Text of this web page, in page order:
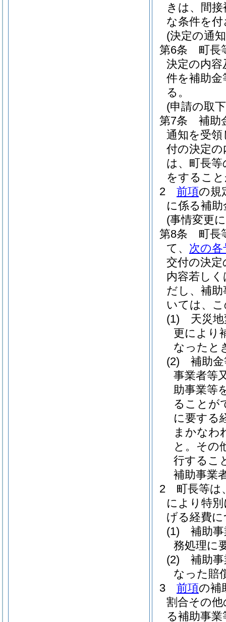
きは、間
な条件を
(決定の通
第6条
町長
決定の内
件を補助
る。
(申請の取
第7条
補助
通知を受
付の決定
は、町長
をするこ
2
前項の規
に係る補
(事情変更
第8条
町長
て、 次の各
交付の決
内容若し
だし、補
いては、
(1)
天災
更により
なったと
(2)
補助
事業者等
助事業等
ることが
に要する
まかなわ
と。 その
行するこ
補助事業
2
町長等は
により特
げる経費
(1)
補助
務処理に
(2)
補助
なった賠
3
前項の補
割合その
る補助事